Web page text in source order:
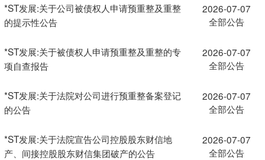
*ST发展:关于公司被债权人申请预重整及重整
的提示性公告
2026-07-07
全部公告
*ST发展:关于被债权人申请预重整及重整的专
项自查报告
2026-07-07
全部公告
*ST发展:关于法院对公司进行预重整备案登记
的公告
2026-07-07
全部公告
*ST发展:关于法院宣告公司控股股东财信地
产、间接控股股东财信集团破产的公告
2026-07-07
全部公告